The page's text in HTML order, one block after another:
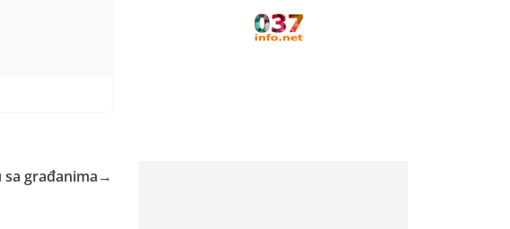
sa građanima→